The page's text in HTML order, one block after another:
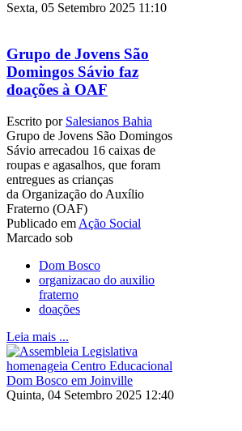
Sexta, 05 Setembro 2025 11:10
Grupo de Jovens São
Domingos Sávio faz
doações à OAF
Escrito por Salesianos Bahia
Grupo de Jovens São Domingos
Sávio arrecadou 16 caixas de
roupas e agasalhos, que foram
entregues as crianças
da Organização do Auxílio
Fraterno (OAF)
Publicado em Ação Social
Marcado sob
Dom Bosco
organizacao do auxilio
fraterno
doações
Leia mais ...
Quinta, 04 Setembro 2025 12:40